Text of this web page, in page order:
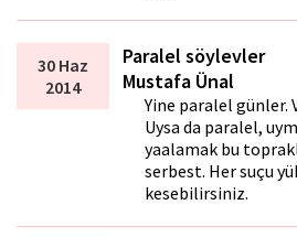
30 Haz
2014
Paralel söylevler
Mustafa Ünal
Yine paralel günler.
Uysa da paralel,
yaftalamak bu
serbest. Her suçu
kesebilirsiniz.